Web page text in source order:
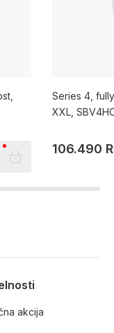
Series 4,
XXL,
106.490
akcija